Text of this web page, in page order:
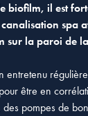
biofilm, il est
spa
sur la paroi de
entretenu
être en
pompes de